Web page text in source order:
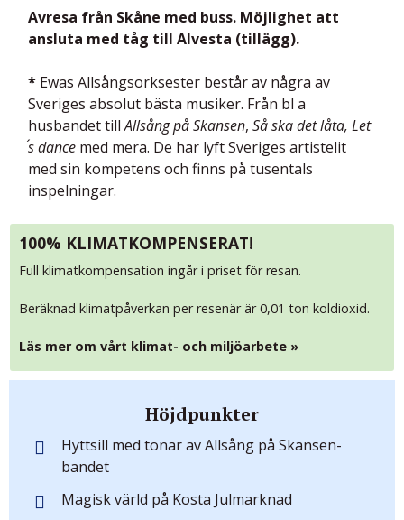
Avresa från Skåne med buss. Möjlighet att
ansluta med tåg till Alvesta (tillägg).
* Ewas Allsångsorksester består av några av
Sveriges absolut bästa musiker. Från bl a
husbandet tillAllsång på Skansen, Så ska det låta, Let
´s dance med mera. De har lyft Sveriges artistelit
med sin kompetens och finns på tusentals
inspelningar.
100% KLIMATKOMPENSERAT!
Full klimatkompensation ingår i priset för resan.
Beräknad klimatpåverkan per resenär är 0,01 ton koldioxid.
Läs mer om vårt klimat- och miljöarbete »
Höjdpunkter
Hyttsill med tonar av Allsång på Skansen-
bandet
Magisk värld på Kosta Julmarknad